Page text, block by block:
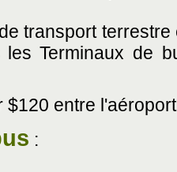
transport
les Terminaux de
$120 entre
: